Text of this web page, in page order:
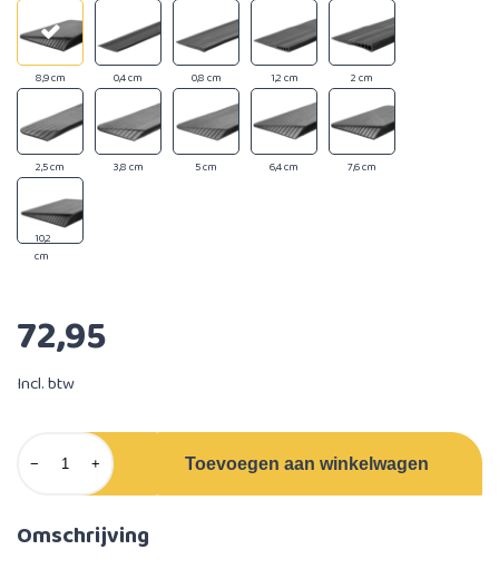
0,4 cm 0,8 cm 1,2 cm 2 cm
2,5 cm 3,8 cm 5 cm 6,4 cm 7,6 cm
8,9 cm
10,2
cm
72,95
Incl. btw
− + Toevoegen aan winkelwagen
Omschrijving